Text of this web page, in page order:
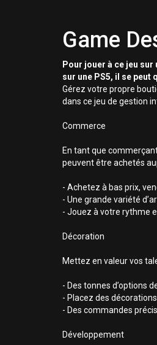
Game
Pour jouer à ce jeu
sur une PS5, il se
Gérez votre propre
dans ce jeu de gestion
Commerce
En tant que
peuvent être achetés
- Achetez à bas prix,
- Une grande variété
- Jouez à votre rythme
Décoration
Mettez en valeur vos
- Des tonnes d’options
- Placez des
- Des commandes
Développement